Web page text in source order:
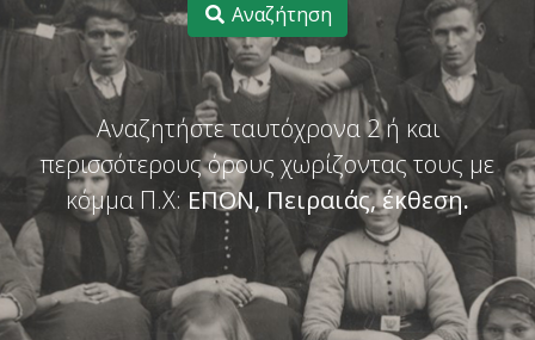
Αναζήτηση
Αναζητήστε ταυτόχρονα 2 ή και
περισσότερους όρους χωρίζοντας τους με
κόμμα Π.Χ: ΕΠΟΝ, Πειραιάς, έκθεση.